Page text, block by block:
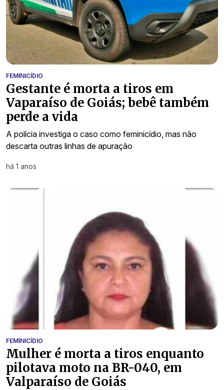
FEMINICÍDIO
Gestante é morta a tiros em
Vaparaíso de Goiás; bebê também
perde a vida
A polícia investiga o caso como feminicídio, mas não
descarta outras linhas de apuração
há 1 anos
FEMINICÍDIO
Mulher é morta a tiros enquanto
pilotava moto na BR-040, em
Valparaíso de Goiás